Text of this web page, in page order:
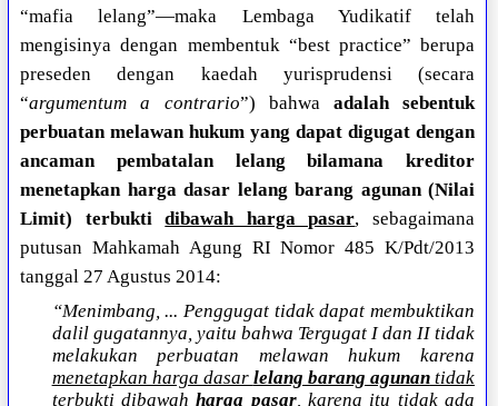
“mafia lelang”—maka Lembaga Yudikatif telah
mengisinya dengan membentuk “best practice” berupa
preseden dengan kaedah yurisprudensi (secara
“argumentum a contrario”) bahwa adalah sebentuk
perbuatan melawan hukum yang dapat digugat dengan
ancaman pembatalan lelang bilamana kreditor
menetapkan harga dasar lelang barang agunan (Nilai
Limit) terbuktidibawah harga pasar, sebagaimana
putusan Mahkamah Agung RI Nomor 485 K/Pdt/2013
tanggal 27 Agustus 2014:
“Menimbang, ... Penggugat tidak dapat membuktikan
dalil gugatannya, yaitu bahwa Tergugat I dan II tidak
melakukan perbuatan melawan hukum karena
menetapkan harga dasar lelang barang agunantidak
terbukti dibawah harga pasar, karena itu tidak ada